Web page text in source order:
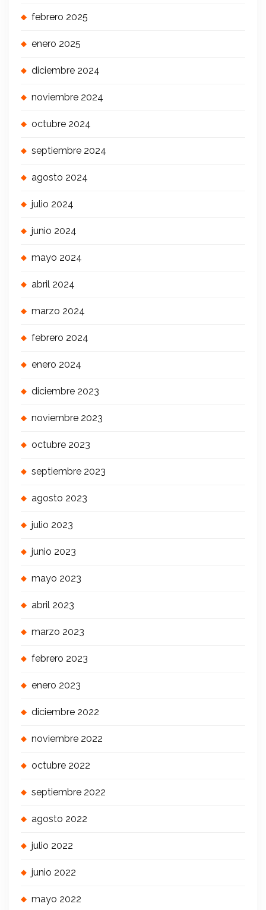
febrero 2025
enero 2025
diciembre 2024
noviembre 2024
octubre 2024
septiembre 2024
agosto 2024
julio 2024
junio 2024
mayo 2024
abril 2024
marzo 2024
febrero 2024
enero 2024
diciembre 2023
noviembre 2023
octubre 2023
septiembre 2023
agosto 2023
julio 2023
junio 2023
mayo 2023
abril 2023
marzo 2023
febrero 2023
enero 2023
diciembre 2022
noviembre 2022
octubre 2022
septiembre 2022
agosto 2022
julio 2022
junio 2022
mayo 2022